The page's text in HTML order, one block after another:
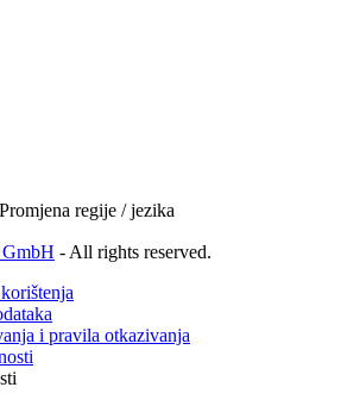
Promjena regije / jezika
GmbH - All rights reserved.
i pravila otkazivanja